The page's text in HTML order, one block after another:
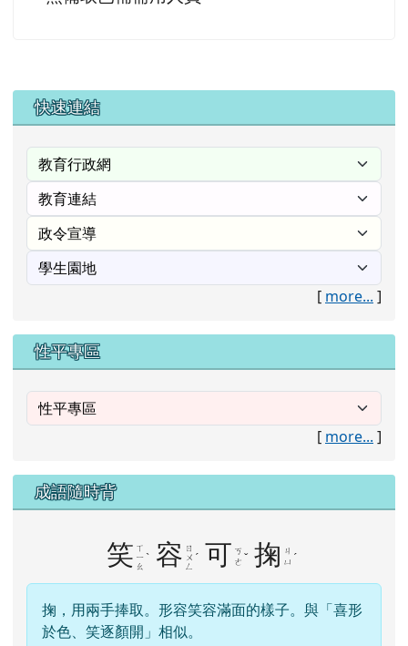
右邊區域內容
快速連結
[ more... ]
性平專區
[ more... ]
成語隨時背
笑 ㄒ
ㄧ
ㄠ
ˋ 容 ㄖ
ㄨ
ㄥ
ˊ 可 ㄎ
ㄜ ˇ 掬 ㄐ
ㄩ ˊ
掬，用兩手捧取。形容笑容滿面的樣子。與「喜形
於色、笑逐顏開」相似。